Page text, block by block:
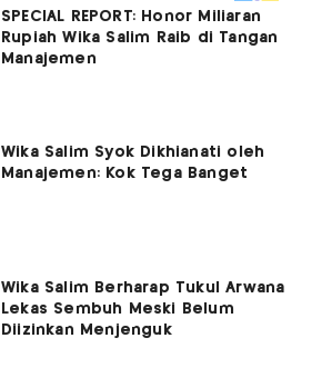
SPECIAL REPORT: Honor Miliaran
Rupiah Wika Salim Raib di Tangan
Manajemen
Wika Salim Syok Dikhianati oleh
Manajemen: Kok Tega Banget
Wika Salim Berharap Tukul Arwana
Lekas Sembuh Meski Belum
Diizinkan Menjenguk